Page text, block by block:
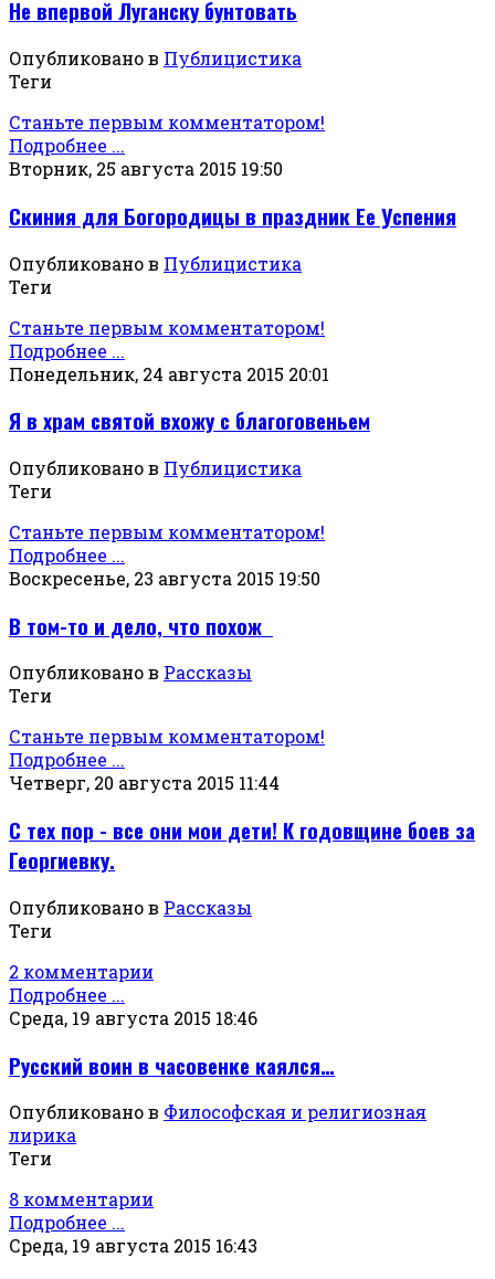
Не впервой Луганску бунтовать
Опубликовано в Публицистика
Теги
Станьте первым комментатором!
Подробнее ...
Вторник, 25 августа 2015 19:50
Скиния для Богородицы в праздник Ее Успения
Опубликовано в Публицистика
Теги
Станьте первым комментатором!
Подробнее ...
Понедельник, 24 августа 2015 20:01
Я в храм святой вхожу с благоговеньем
Опубликовано в Публицистика
Теги
Станьте первым комментатором!
Подробнее ...
Воскресенье, 23 августа 2015 19:50
В том-то и дело, что похож
Опубликовано в Рассказы
Теги
Станьте первым комментатором!
Подробнее ...
Четверг, 20 августа 2015 11:44
С тех пор - все они мои дети! К годовщине боев за
Георгиевку.
Опубликовано в Рассказы
Теги
2 комментарии
Подробнее ...
Среда, 19 августа 2015 18:46
Русский воин в часовенке каялся…
Опубликовано в Философская и религиозная
лирика
Теги
8 комментарии
Подробнее ...
Среда, 19 августа 2015 16:43